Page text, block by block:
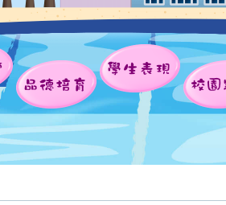
品德培育
學生表現
校